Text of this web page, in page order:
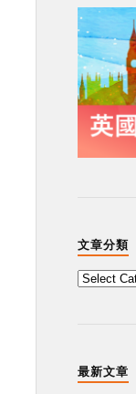
文章分類
最新文章